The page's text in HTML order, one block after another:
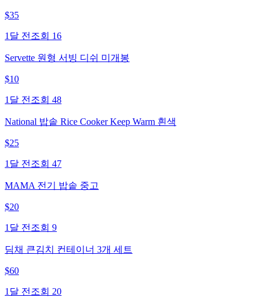
$35
1달 전 조회 16
Servette 원형 서빙 디쉬 미개봉
$10
1달 전 조회 48
National 밥솥 Rice Cooker Keep Warm 흰색
$25
1달 전 조회 47
MAMA 전기 밥솥 중고
$20
1달 전 조회 9
딤채 큰김치 컨테이너 3개 세트
$60
1달 전 조회 20